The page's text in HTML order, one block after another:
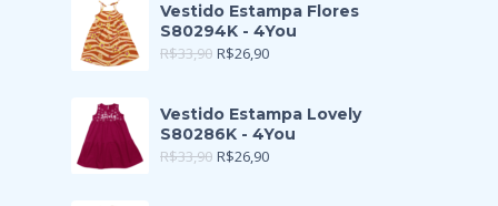
Vestido Estampa Flores
S80294K - 4You
R$33,90 R$26,90
Vestido Estampa Lovely
S80286K - 4You
R$33,90 R$26,90